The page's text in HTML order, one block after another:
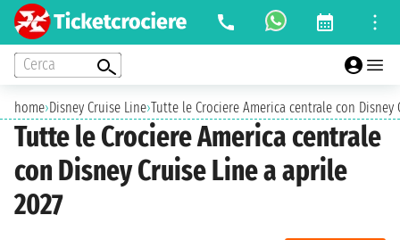
Cerca
home›Disney Cruise Line›Tutte le Crociere America centrale con Disney
Tutte le Crociere America centrale
con Disney Cruise Line a aprile
2027